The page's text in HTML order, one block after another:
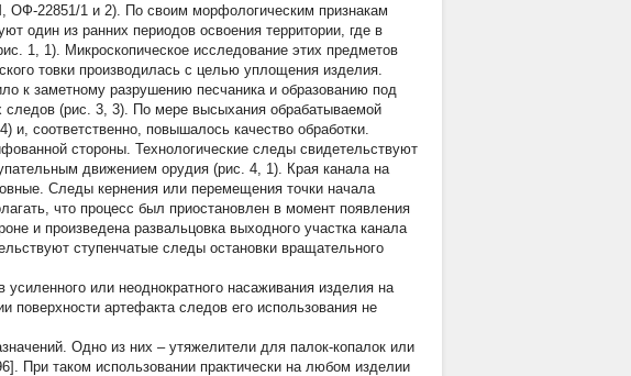
ОФ-22851/1 и 2). По своим морфологическим признакам
один из ранних периодов освоения территории, где в
1, 1). Микроскопическое исследование этих предметов
товки производилась с целью уплощения изделия.
к заметному разрушению песчаника и образованию под
следов (рис. 3, 3). По мере высыхания обрабатываемой
и, соответственно, повышалось качество обработки.
стороны. Технологические следы свидетельствуют
движением орудия (рис. 4, 1). Края канала на
Следы кернения или перемещения точки начала
что процесс был приостановлен в момент появления
и произведена развальцовка выходного участка канала
ступенчатые следы остановки вращательного
или неоднократного насаживания изделия на
поверхности артефакта следов его использования не
Одно из них – утяжелители для палок-копалок или
При таком использовании практически на любом изделии